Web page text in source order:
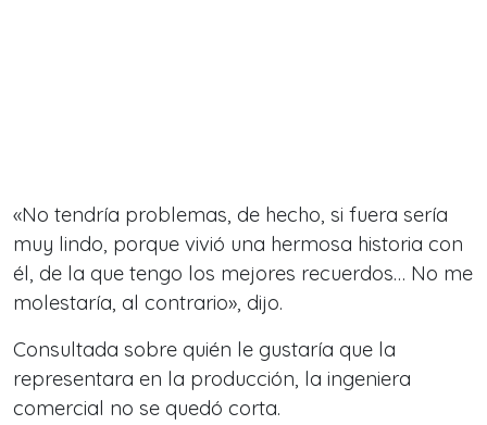
«No tendría problemas, de hecho, si fuera sería
muy lindo, porque vivió una hermosa historia con
él, de la que tengo los mejores recuerdos… No me
molestaría, al contrario», dijo.
Consultada sobre quién le gustaría que la
representara en la producción, la ingeniera
comercial no se quedó corta.